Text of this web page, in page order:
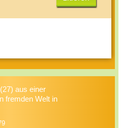
(27) aus einer
fremden Welt in